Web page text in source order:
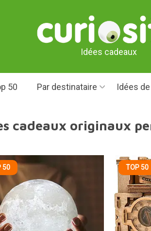
Idées cadeaux
50 Par destinataire Idées
cadeaux originaux
50 TOP 50